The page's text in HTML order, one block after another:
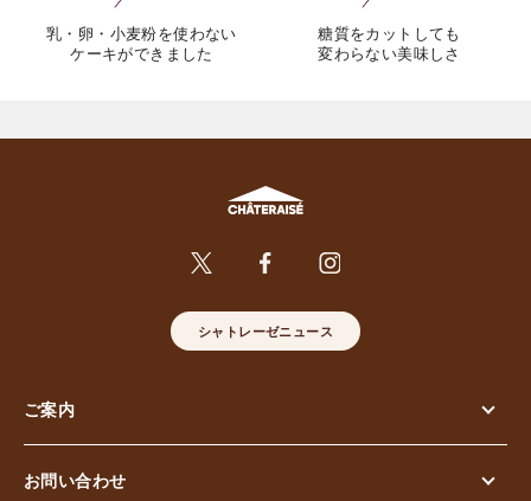
乳・卵・小麦粉を使わない
ケーキができました
糖質をカットしても
変わらない美味しさ
シャトレーゼニュース
ご案内
お問い合わせ